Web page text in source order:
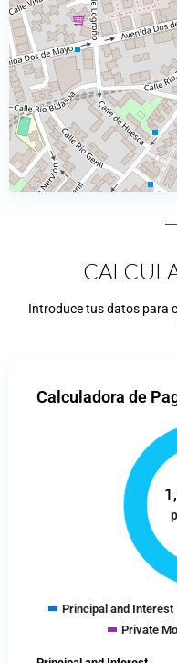
Introduce tus datos para
Calculadora de
Principal and Interest
Private